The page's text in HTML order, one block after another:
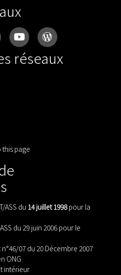
réseaux
ASS du 14 juillet 1998pour la
du 29 juin 2006 pour le
07 du 20 Décembre 2007
ONG
intérieur